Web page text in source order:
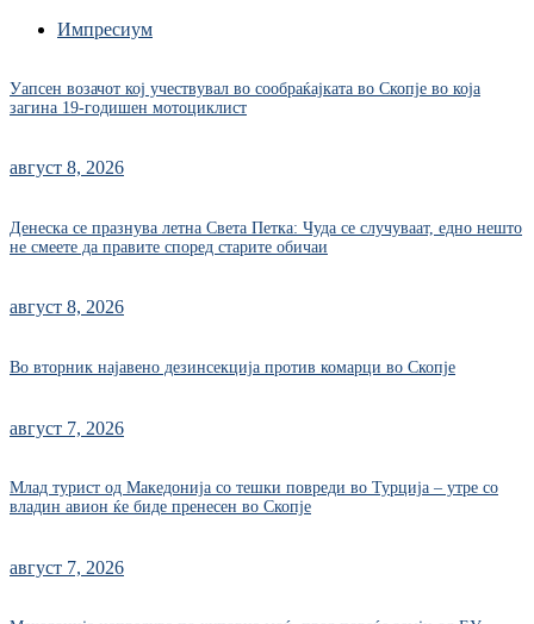
Импресиум
Уапсен возачот кој учествувал во сообраќајката во Скопје во која
загина 19-годишен мотоциклист
август 8, 2026
Денеска се празнува летна Света Петка: Чуда се случуваат, едно нешто
не смеете да правите според старите обичаи
август 8, 2026
Во вторник најавено дезинсекција против комарци во Скопје
август 7, 2026
Млад турист од Македонија со тешки повреди во Турција – утре со
владин авион ќе биде пренесен во Скопје
август 7, 2026